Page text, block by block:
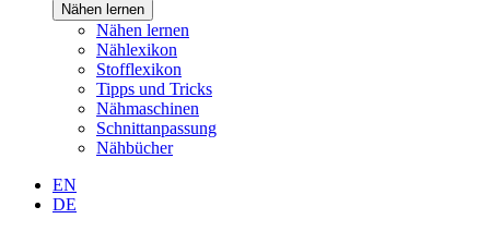
Nähen lernen
Nähen lernen
Nählexikon
Stofflexikon
Tipps und Tricks
Nähmaschinen
Schnittanpassung
Nähbücher
EN
DE